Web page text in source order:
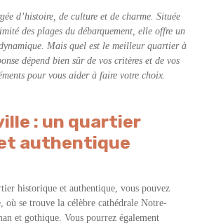
d’histoire, de culture et de charme. Située
des plages du débarquement, elle offre un
Mais quel est le meilleur quartier à
dépend bien sûr de vos critères et de vos
pour vous aider à faire votre choix.
: un quartier
authentique
historique et authentique, vous pouvez
se trouve la célèbre cathédrale Notre-
et gothique. Vous pourrez également